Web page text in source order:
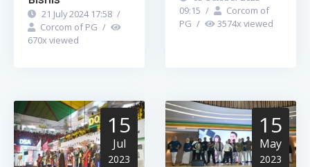
21 July 2024 17:58 /
Corcom of PG /
670x viewed
09:15 /
Corcom of
PG / 3574x viewed
15
Jul
2023
15
May
2023